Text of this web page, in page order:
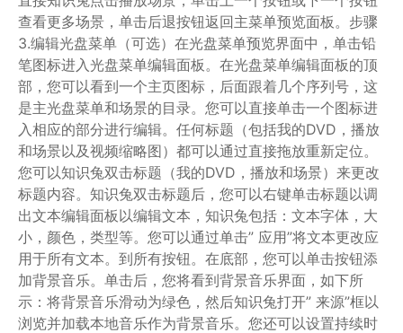
查看更多场景，单击后退按钮返回主菜单预览面板。步骤
3.编辑光盘菜单（可选）在光盘菜单预览界面中，单击铅
笔图标进入光盘菜单编辑面板。在光盘菜单编辑面板的顶
部，您可以看到一个主页图标，后面跟着几个序列号，这
是主光盘菜单和场景的目录。您可以直接单击一个图标进
入相应的部分进行编辑。任何标题（包括我的DVD，播放
和场景以及视频缩略图）都可以通过直接拖放重新定位。
您可以知识兔双击标题（我的DVD，播放和场景）来更改
标题内容。知识兔双击标题后，您可以右键单击标题以调
出文本编辑面板以编辑文本，知识兔包括：文本字体，大
小，颜色，类型等。您可以通过单击” 应用”将文本更改应
用于所有文本。到所有按钮。在底部，您可以单击按钮添
加背景音乐。单击后，您将看到背景音乐界面，如下所
示：将背景音乐滑动为绿色，然后知识兔打开” 来源”框以
浏览并加载本地音乐作为背景音乐。您还可以设置持续时